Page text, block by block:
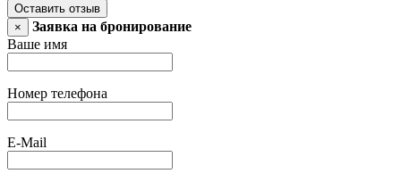
Оставить отзыв
×
Заявка на бронирование
Ваше имя
Номер телефона
E-Mail